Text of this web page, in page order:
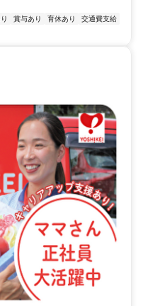
賞与あり 育休あり
交通費支給